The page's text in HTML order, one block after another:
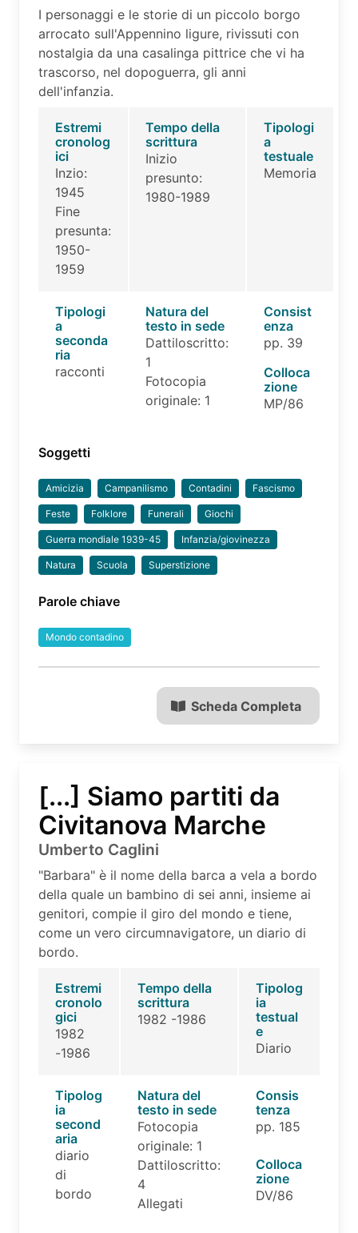
I personaggi e le storie di un piccolo borgo
arrocato sull'Appennino ligure, rivissuti con
nostalgia da una casalinga pittrice che vi ha
trascorso, nel dopoguerra, gli anni
dell'infanzia.
Estremi
cronolog
ici
Inzio:
1945
Fine
presunta:
1950-
1959
Tempo della
scrittura
Inizio
presunto:
1980-1989
Tipologi
a
testuale
Memoria
Tipologi
a
seconda
ria
racconti
Natura del
testo in sede
Dattiloscritto:
1
Fotocopia
originale: 1
Consist
enza
pp. 39
Colloca
zione
MP/86
Soggetti
Amicizia Campanilismo Contadini Fascismo
Feste Folklore Funerali Giochi
Guerra mondiale 1939-45 Infanzia/giovinezza
Natura Scuola Superstizione
Parole chiave
Mondo contadino
Scheda Completa
[...] Siamo partiti da
Civitanova Marche
Umberto Caglini
"Barbara" è il nome della barca a vela a bordo
della quale un bambino di sei anni, insieme ai
genitori, compie il giro del mondo e tiene,
come un vero circumnavigatore, un diario di
bordo.
Estremi
cronolo
gici
1982
-1986
Tempo della
scrittura
1982 -1986
Tipolog
ia
testual
e
Diario
Tipolog
ia
second
aria
diario
di
bordo
Natura del
testo in sede
Fotocopia
originale: 1
Dattiloscritto:
4
Allegati
Consis
tenza
pp. 185
Colloca
zione
DV/86